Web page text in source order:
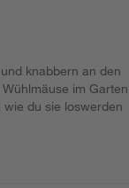
knabbern an den
im Garten
wie du sie loswerden